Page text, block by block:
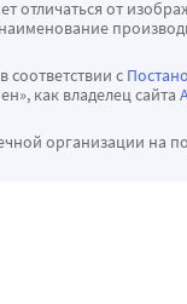
отличаться от
с
как владелец сайта
организации на